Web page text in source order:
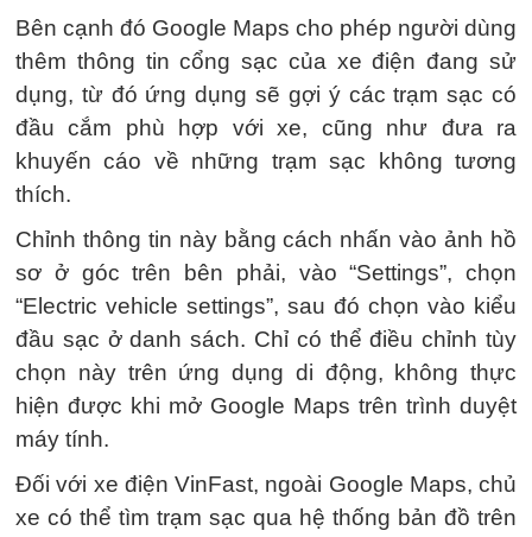
Bên cạnh đó Google Maps cho phép người dùng
thêm thông tin cổng sạc của xe điện đang sử
dụng, từ đó ứng dụng sẽ gợi ý các trạm sạc có
đầu cắm phù hợp với xe, cũng như đưa ra
khuyến cáo về những trạm sạc không tương
thích.
Chỉnh thông tin này bằng cách nhấn vào ảnh hồ
sơ ở góc trên bên phải, vào “Settings”, chọn
“Electric vehicle settings”, sau đó chọn vào kiểu
đầu sạc ở danh sách. Chỉ có thể điều chỉnh tùy
chọn này trên ứng dụng di động, không thực
hiện được khi mở Google Maps trên trình duyệt
máy tính.
Đối với xe điện VinFast, ngoài Google Maps, chủ
xe có thể tìm trạm sạc qua hệ thống bản đồ trên